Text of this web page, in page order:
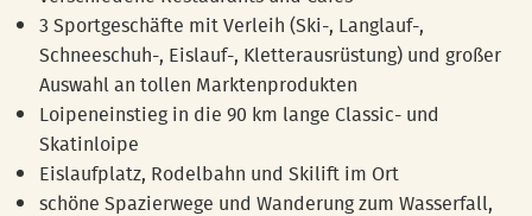
3 Sportgeschäfte mit Verleih (Ski-, Langlauf-,
Schneeschuh-, Eislauf-, Kletterausrüstung) und großer
Auswahl an tollen Marktenprodukten
Loipeneinstieg in die 90 km lange Classic- und
Skatinloipe
Eislaufplatz, Rodelbahn und Skilift im Ort
schöne Spazierwege und Wanderung zum Wasserfall,